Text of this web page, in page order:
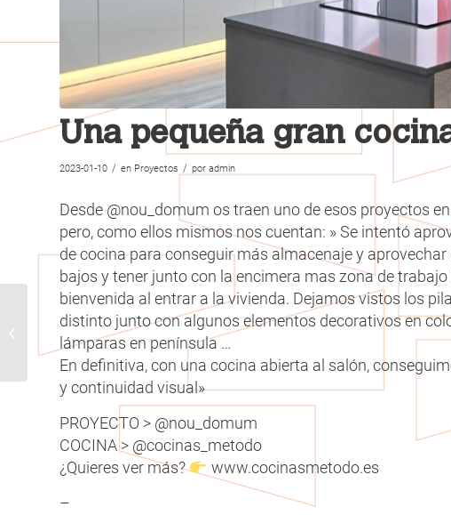
Una pequeña gran
2023-01-10 / en Proyectos / por admin
Desde @nou_domum os traen uno de esos proyectos
pero, como ellos mismos nos cuentan: » Se intentó
de cocina para conseguir más almacenaje y
bajos y tener junto con la encimera mas zona de
bienvenida al entrar a la vivienda. Dejamos vistos los
distinto junto con algunos elementos decorativos en
lámparas en península …
En definitiva, con una cocina abierta al salón,
y continuidad visual»
PROYECTO > @nou_domum
COCINA > @cocinas_metodo
¿Quieres ver más?
www.cocinasmetodo.es
–
Accesorios de Método